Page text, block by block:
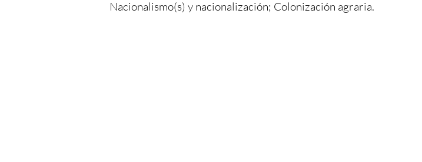
Nacionalismo(s) y nacionalización; Colonización agraria.